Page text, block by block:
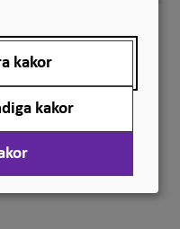
som sitt
är den sökandes
fördelningen av
kakor
kakor